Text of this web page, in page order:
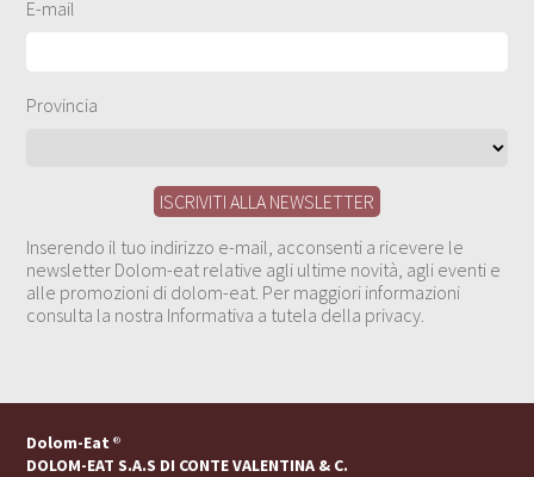
E-mail
Provincia
Inserendo il tuo indirizzo e-mail, acconsenti a ricevere le
newsletter Dolom-eat relative agli ultime novità, agli eventi e
alle promozioni di dolom-eat. Per maggiori informazioni
consulta la nostra Informativa a tutela della privacy.
Dolom-Eat ®
DOLOM-EAT S.A.S DI CONTE VALENTINA & C.